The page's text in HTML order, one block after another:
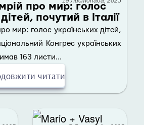
про мир: голос
почутий в Італії
мир: голос українських дітей,
Конгрес українських
163 листи...
читати